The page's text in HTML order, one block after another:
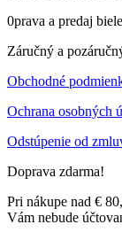
0prava a predaj
Záručný a
Obchodné
Ochrana osobných
Odstúpenie od
Doprava zdarma!
Pri nákupe nad €
Vám nebude